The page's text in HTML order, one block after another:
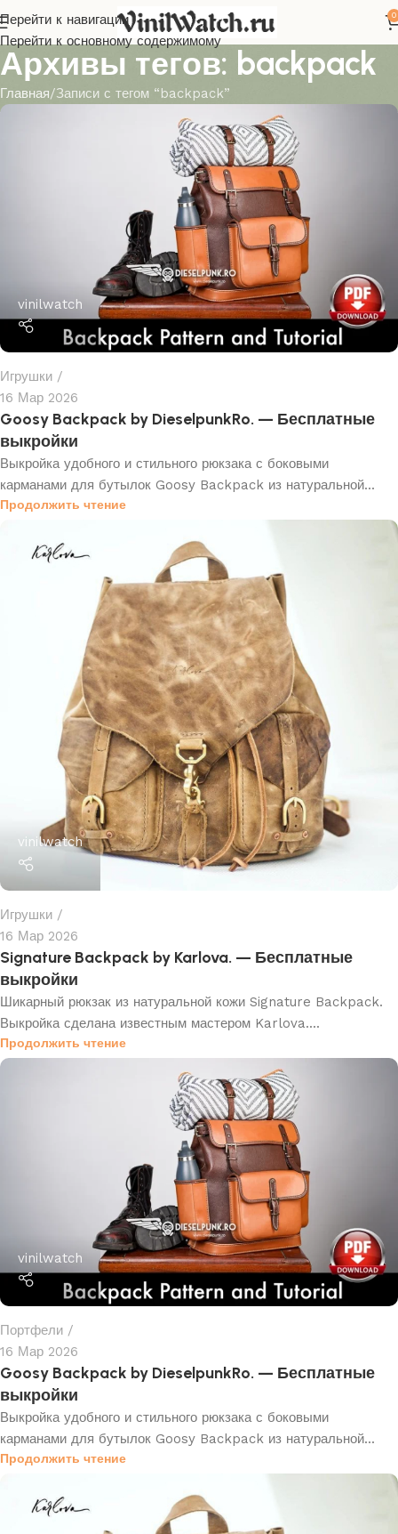
Перейти к навигации
Перейти к основному содержимому
0
Архивы тегов: backpack
Главная Записи с тегом “backpack”
vinilwatch
Игрушки
16 Мар 2026
Goosy Backpack by DieselpunkRo. — Бесплатные
выкройки
Выкройка удобного и стильного рюкзака с боковыми
карманами для бутылок Goosy Backpack из натуральной...
Продолжить чтение
vinilwatch
Игрушки
16 Мар 2026
Signature Backpack by Karlova. — Бесплатные
выкройки
Шикарный рюкзак из натуральной кожи Signature Backpack.
Выкройка сделана известным мастером Karlova....
Продолжить чтение
vinilwatch
Портфели
16 Мар 2026
Goosy Backpack by DieselpunkRo. — Бесплатные
выкройки
Выкройка удобного и стильного рюкзака с боковыми
карманами для бутылок Goosy Backpack из натуральной...
Продолжить чтение